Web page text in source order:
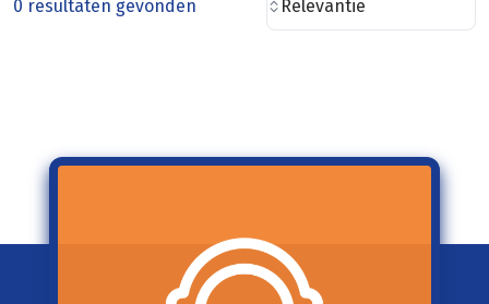
0 resultaten gevonden Relevantie